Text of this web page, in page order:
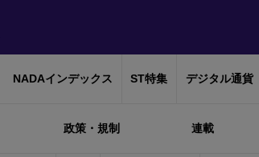
NADAインデックス ST特集 デジタル通貨
政策・規制 連載